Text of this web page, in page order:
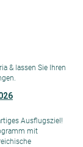
& lassen Sie Ihren
Ausflugsziel!
mit